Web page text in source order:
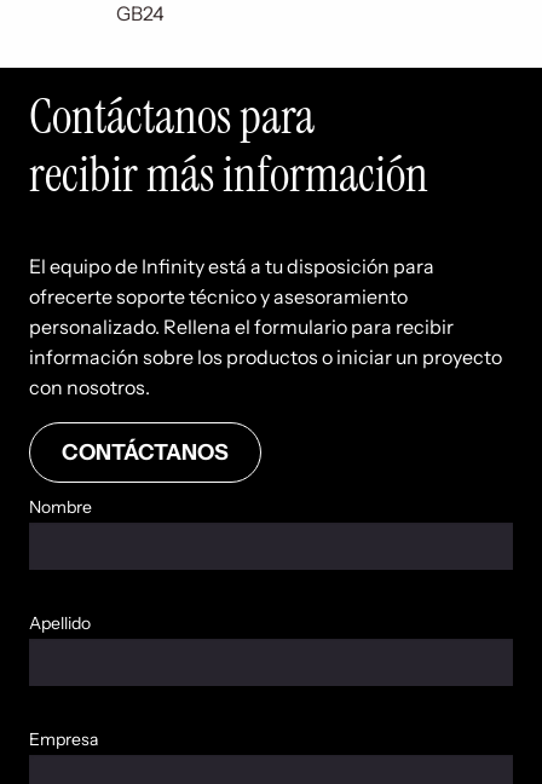
GB24
Contáctanos para
recibir más información
El equipo de Infinity está a tu disposición para
ofrecerte soporte técnico y asesoramiento
personalizado. Rellena el formulario para recibir
información sobre los productos o iniciar un proyecto
con nosotros.
CONTÁCTANOS
Nombre
Apellido
Empresa